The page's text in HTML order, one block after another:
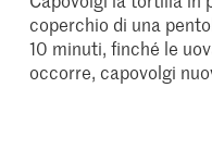
coperchio di una
10 minuti, finché le
occorre, capovolgi